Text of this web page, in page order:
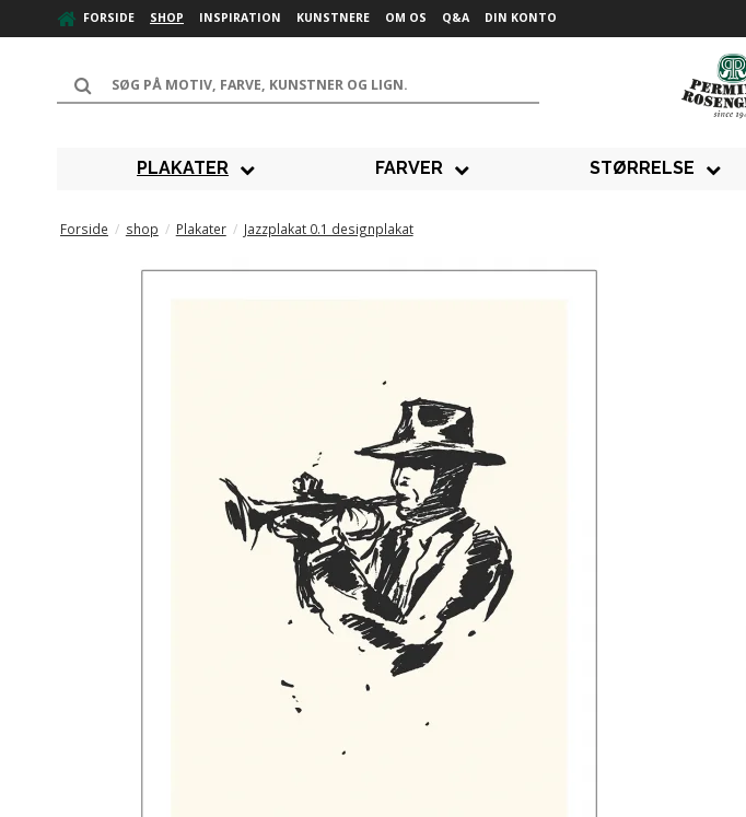
FORSIDE SHOP INSPIRATION KUNSTNERE OM OS Q&A DIN KONTO
PLAKATER FARVER STØRRELSE
Forside / shop / Plakater / Jazzplakat 0.1 designplakat